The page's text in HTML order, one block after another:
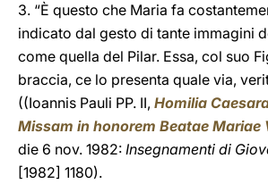
3. “È questo che Maria fa
indicato dal gesto di tante immagini
come quella del Pilar. Essa, col suo
braccia, ce lo presenta quale via,
((Ioannis Pauli PP. II, Homilia
Missam in honorem Beatae Mariae
die 6 nov. 1982: Insegnamenti di
[1982] 1180).